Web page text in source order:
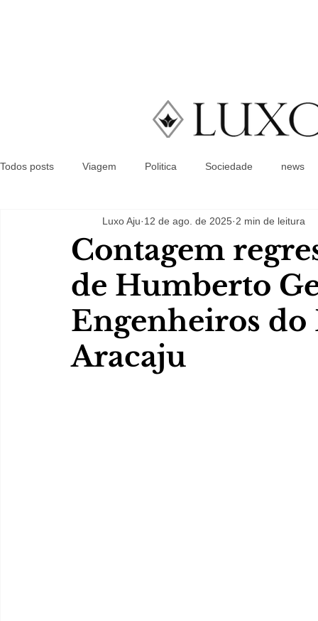
Todos posts Viagem Politica Sociedade news
Contagem
de Humberto
Engenheiros do
Aracaju
Luxo Aju 12 de ago. de 2025 2 min de leitura